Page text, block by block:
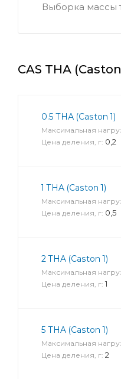
CAS THА (Caston
0.5 THА (Caston 1)
Максимальная
Цена деления, г: 0,2
1 THA (Caston 1)
Максимальная
Цена деления, г: 0,5
2 THA (Caston 1)
Максимальная
Цена деления, г: 1
5 THA (Caston 1)
Максимальная
Цена деления, г: 2
Выборка массы